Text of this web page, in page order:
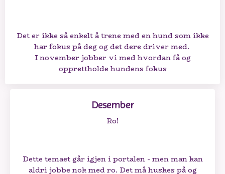
Det er ikke så enkelt å trene med en hund som ikke
har fokus på deg og det dere driver med.
I november jobber vi med hvordan få og
opprettholde hundens fokus
Desember
Ro!
Dette temaet går igjen i portalen - men man kan
aldri jobbe nok med ro. Det må huskes på og